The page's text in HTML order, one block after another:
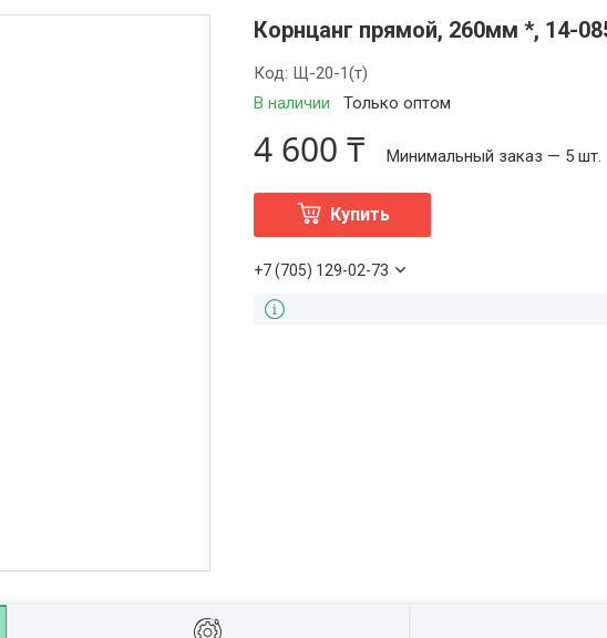
Корнцанг прямой, 260мм *, 14-
В наличии Только оптом
Код: Щ-20-1(т)
4 600 ₸ Минимальный заказ — 5 шт.
Купить
+7 (705) 129-02-73